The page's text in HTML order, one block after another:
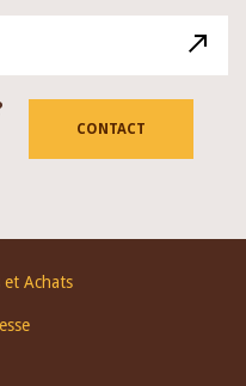
CONTACT
et Achats